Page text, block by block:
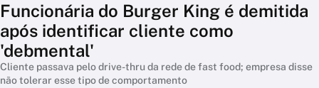
Funcionária do Burger King é demitida
após identificar cliente como
'debmental'
Cliente passava pelo drive-thru da rede de fast food; empresa disse
não tolerar esse tipo de comportamento